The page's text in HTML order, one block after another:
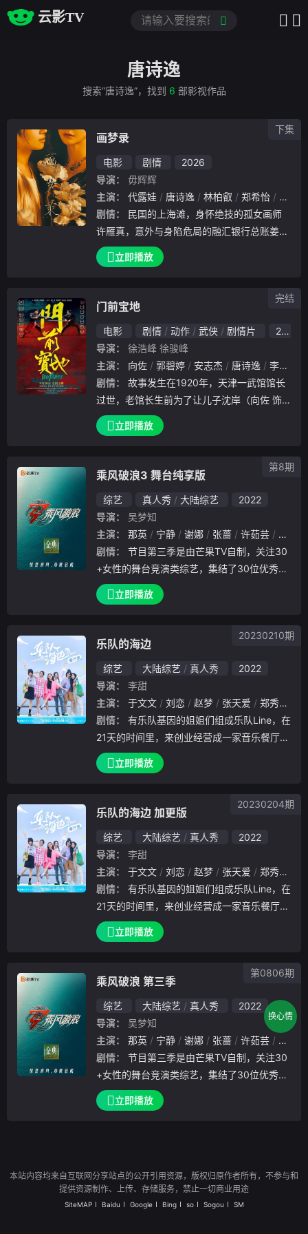
云影TV
唐诗逸
搜索“唐诗逸”，找到 6 部影视作品
画梦录
电影 剧情
2026
导演：
毋辉辉
主演：
代露娃 唐诗逸 林柏叡 郑希怡
吕星辰
剧情：
许雁真，意外与身陷危局的融汇银行总账姜心
羽产生交集。姜心羽遭人陷害，只得与许雁真
结盟，彼时银行欲将国宝名画低价卖给外国人
日。几经波折，两人联手在各方势力的夹缝间
立即播放
下集
门前宝地
电影 剧情 动作 武侠 剧情片
2023
导演：
徐浩峰 徐骏峰
主演：
向佐 郭碧婷 安志杰 唐诗逸 李媛
剧情：
过世，老馆长生前为了让儿子沈岸（向佐 饰
）脱离武行，为其谋了一份银行的差事，决定
让大弟子齐铨（安志杰 饰）接班。不料齐铨
一辈
立即播放
完结
乘风破浪3 舞台纯享版
综艺 真人秀 大陆综艺
2022
导演：
吴梦知
主演：
那英 宁静 谢娜 张蔷 许茹芸 黄奕
剧情：
+⼥性的舞台竞演类综艺，集结了30位优秀的
歌⼿、演员、舞蹈艺术家等，在专业制作团的
全程协助下，⼀同突破⾃我为观众呈现精彩舞
立即播放
第8期
乐队的海边
综艺 大陆综艺 真人秀
2022
导演：
李甜
主演：
于文文 刘恋 赵梦 张天爱 郑秀妍
剧情：
21天的时间里，来创业经营成一家音乐餐厅。
她们将承包餐厅的一切工作，并在每晚用她们
的音乐治愈来往的客人。而她们全部的生活经
立即播放
20230210期
乐队的海边 加更版
综艺 大陆综艺 真人秀
2022
导演：
李甜
主演：
于文文 刘恋 赵梦 张天爱 郑秀妍
剧情：
21天的时间里，来创业经营成一家音乐餐厅。
她们将承包餐厅的一切工作，并在每晚用她们
的音乐治愈来往的客人。而她们全部的生活经
立即播放
20230204期
乘风破浪 第三季
综艺 大陆综艺 真人秀
2022
导演：
吴梦知
主演：
那英 宁静 谢娜 张蔷 许茹芸 黄奕
剧情：
+⼥性的舞台竞演类综艺，集结了30位优秀的
歌⼿、演员、舞蹈艺术家等，在专业制作团的
全程协助下，⼀同突破⾃我为观众呈现精彩舞
立即播放
第0806期
本站内容均来自互联网分享站点的公开引用资源，版权归原作者所有，不参与和
提供资源制作、上传、存储服务，禁止一切商业用途
SiteMAP Baidu Google Bing so Sogou SM
换心情